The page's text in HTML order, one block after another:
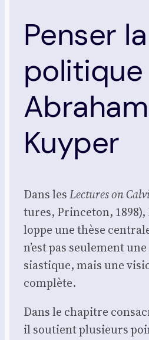
Penser la
Abraham
Kuyper
Dans lesLec­tures on
tures, Prin­ce­ton,
loppe une thèse
n’est pas seule­ment
sias­tique, mais une
com­plète.
Dans le cha­pitre
il sou­tient plu­sieurs